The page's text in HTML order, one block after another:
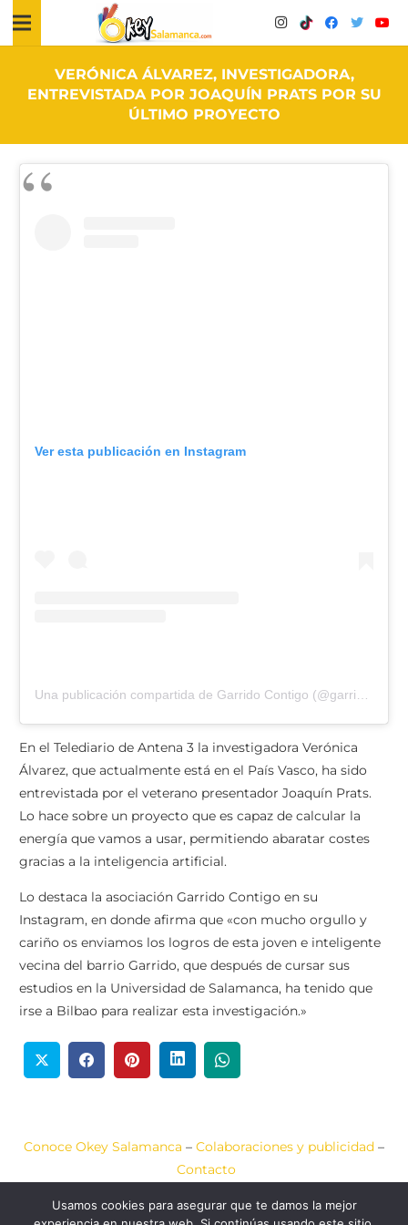
VERÓNICA ÁLVAREZ, INVESTIGADORA,
ENTREVISTADA POR JOAQUÍN PRATS POR SU
ÚLTIMO PROYECTO
Ver esta publicación en Instagram
En el Telediario de Antena 3 la investigadora Verónica
Álvarez, que actualmente está en el País Vasco, ha sido
entrevistada por el veterano presentador Joaquín Prats.
Lo hace sobre un proyecto que es capaz de calcular la
energía que vamos a usar, permitiendo abaratar costes
gracias a la inteligencia artificial.
Lo destaca la asociación Garrido Contigo en su
Instagram, en donde afirma que «con mucho orgullo y
cariño os enviamos los logros de esta joven e inteligente
vecina del barrio Garrido, que después de cursar sus
estudios en la Universidad de Salamanca, ha tenido que
irse a Bilbao para realizar esta investigación.»
Conoce Okey Salamanca – Colaboraciones y publicidad –
Contacto
Aviso Legal –Política de Cookies–Política de Privacidad
Usamos cookies para asegurar que te damos la mejor